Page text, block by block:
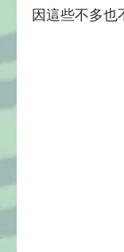
因這些不多也